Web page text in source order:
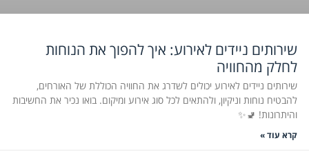
שירותים ניידים לאירוע: איך להפוך את הנוחות
לחלק מהחוויה
שירותים ניידים לאירוע יכולים לשדרג את החוויה הכוללת של האורחים,
להבטיח נוחות וניקיון, ולהתאים לכל סוג אירוע ומיקום. בואו נכיר את החשיבות
והיתרונות! 🚽✨
קרא עוד »